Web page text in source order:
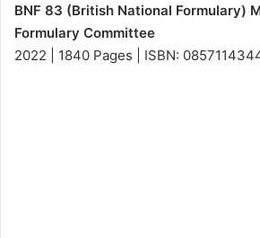
BNF 83 (British National Formulary)
Formulary Committee
2022 | 1840 Pages | ISBN: